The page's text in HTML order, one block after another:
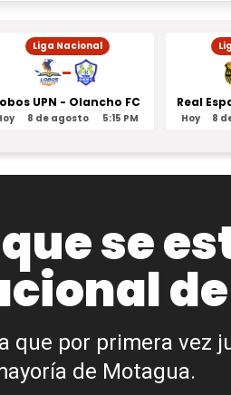
Liga Nacional
-
UPN - Olancho FC
8 de agosto 5:15 PM
Real
Hoy 8
se
que por primera vez
de Motagua.